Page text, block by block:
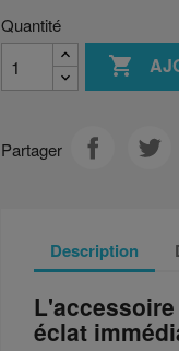
Quantité

Partager
Description
éclat